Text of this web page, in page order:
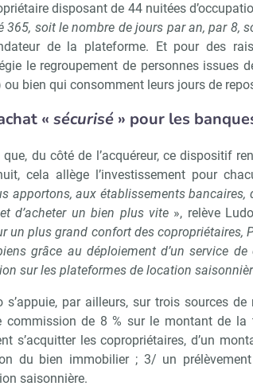
disposant de 44 nuitées
365, soit le nombre de jours par an, par 8,
de la plateforme. Et pour des
le regroupement de personnes issues
ou bien qui consomment leurs jours de
« sécurisé » pour les
que, du côté de l’acquéreur, ce dispositif
cela allège l’investissement pour
apportons, aux établissements
d’acheter un bien plus vite », relève
un plus grand confort des copropriétaires,
grâce au déploiement d’un service
sur les plateformes de location
s’appuie, par ailleurs, sur trois sources
commission de 8 % sur le montant de
s’acquitter les copropriétaires, d’un
du bien immobilier ; 3/ un
saisonnière.
Recevoir Immo